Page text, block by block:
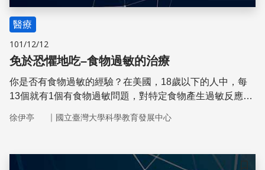
醫療
101/12/12
免於恐懼地吃–食物過敏的治療
你是否有食物過敏的經驗？在美國，18歲以下的人中，每
13個就有1個有食物過敏問題，對特定食物產生過敏反應的
疫療法是可行的，可以用來幫助飽受食物過敏之苦的人。
徐伊亭 ｜ 國立臺灣大學科學教育發展中心